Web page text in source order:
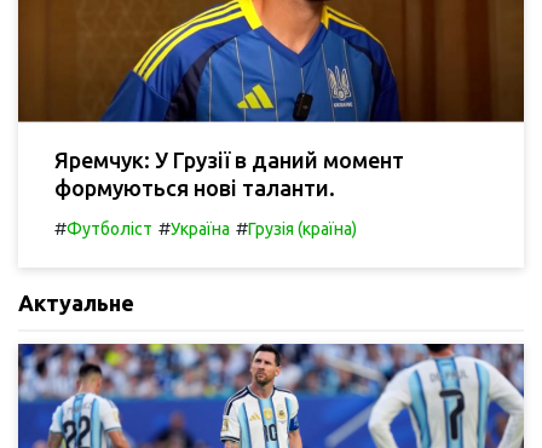
Яремчук: У Грузії в даний момент
формуються нові таланти.
#Футболіст #Україна #Грузія (країна)
Актуальне